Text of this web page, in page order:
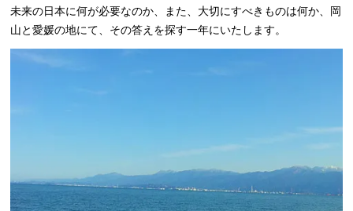
未来の日本に何が必要なのか、また、大切にすべきものは何か、岡
山と愛媛の地にて、その答えを探す一年にいたします。